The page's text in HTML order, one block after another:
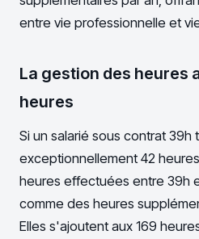
entre vie professionnelle et
La gestion des heures
heures
Si un salarié sous contrat 39h
exceptionnellement 42
heures effectuées entre 39h
comme des heures
Elles s'ajoutent aux 169